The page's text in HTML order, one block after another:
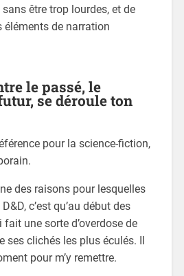
être trop lourdes, et de
éléments de narration
le passé, le
se déroule ton
pour la science-fiction,
des raisons pour lesquelles
c’est qu’au début des
fait une sorte d’overdose de
ses clichés les plus éculés. Il
pour m’y remettre.